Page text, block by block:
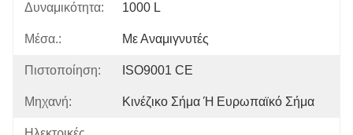
Δυναμικότητα: 1000 L
Μέσα.: Με Αναμιγνυτές
Πιστοποίηση: ISO9001 CE
Μηχανή: Κινέζικο Σήμα Ή Ευρωπαϊκό Σήμα